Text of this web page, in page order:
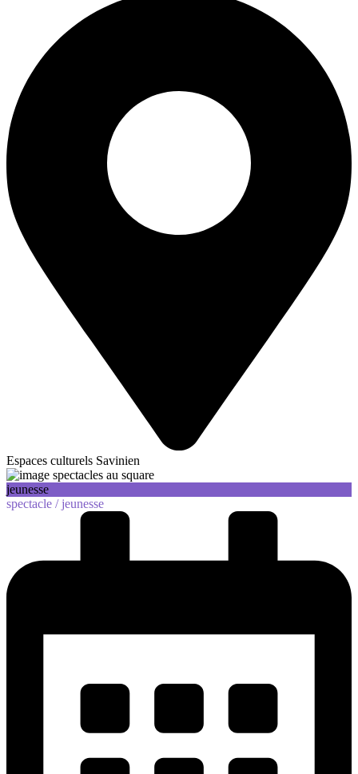
Espaces culturels Savinien
jeunesse
spectacle /jeunesse